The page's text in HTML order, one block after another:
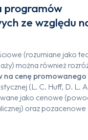
programów
ze względu
(rozumiane jako
można również
na cenę
(L. C. Huff, D. L.
jako cenowe
oraz